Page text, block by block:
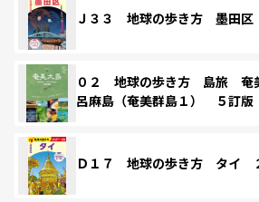
Ｊ３３ 地球の歩き方 墨田区
０２ 地球の歩き方 島旅
呂麻島（奄美群島１） ５訂版
Ｄ１７ 地球の歩き方 タイ